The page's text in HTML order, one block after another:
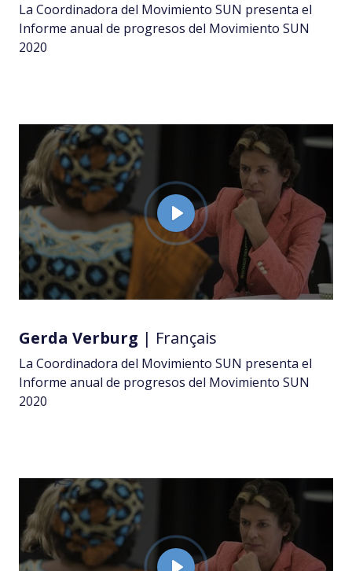
La Coordinadora del Movimiento SUN presenta el
Informe anual de progresos del Movimiento SUN
2020
P
Gerda Verburg | Français
La Coordinadora del Movimiento SUN presenta el
Informe anual de progresos del Movimiento SUN
2020